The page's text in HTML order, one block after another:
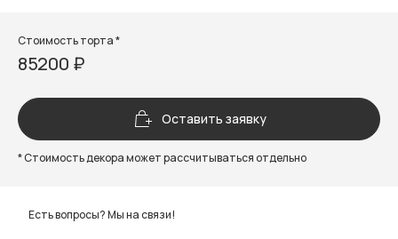
Стоимость торта *
85200 ₽
Оставить заявку
* Стоимость декора может рассчитываться отдельно
Есть вопросы? Мы на связи!